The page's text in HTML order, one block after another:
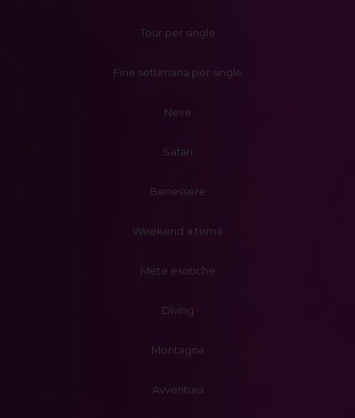
Tour per single
Fine settimana per single
Neve
Safari
Benessere
Weekend a tema
Mete esotiche
Diving
Montagna
Avventura